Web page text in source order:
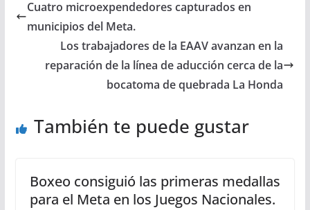
Cuatro microexpendedores capturados en
municipios del Meta.
Los trabajadores de la EAAV avanzan en la
reparación de la línea de aducción cerca de la
bocatoma de quebrada La Honda
También te puede gustar
Boxeo consiguió las primeras medallas
para el Meta en los Juegos Nacionales.